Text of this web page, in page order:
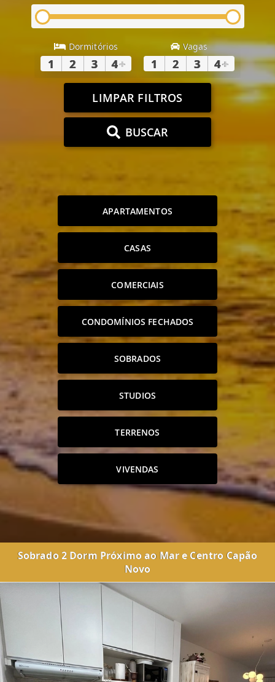
Dormitórios
1 2 3 4+
Vagas
1 2 3 4+
LIMPAR FILTROS
BUSCAR
APARTAMENTOS
CASAS
COMERCIAIS
CONDOMÍNIOS FECHADOS
SOBRADOS
STUDIOS
TERRENOS
VIVENDAS
Sobrado 2 Dorm Próximo ao Mar e Centro Capão
Novo